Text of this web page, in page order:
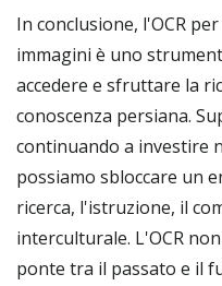
In conclusione, l'OCR
immagini è uno
accedere e sfruttare la
conoscenza persiana.
continuando a investire
possiamo sbloccare un
ricerca, l'istruzione, il
interculturale. L'OCR
ponte tra il passato e il